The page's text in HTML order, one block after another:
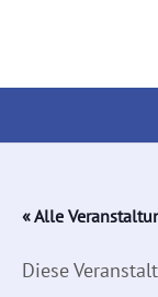
« Alle
Diese